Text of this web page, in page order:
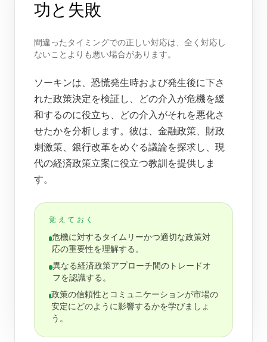
功と失敗
間違ったタイミングでの正しい対応は、全く対応し
ないことよりも悪い場合があります。
ソーキンは、恐慌発生時および発生後に下さ
れた政策決定を検証し、どの介入が危機を緩
和するのに役立ち、どの介入がそれを悪化さ
せたかを分析します。彼は、金融政策、財政
刺激策、銀行改革をめぐる議論を探求し、現
代の経済政策立案に役立つ教訓を提供しま
す。
覚えておく
危機に対するタイムリーかつ適切な政策対
応の重要性を理解する。
異なる経済政策アプローチ間のトレードオ
フを認識する。
政策の信頼性とコミュニケーションが市場の
安定にどのように影響するかを学びましょ
う。